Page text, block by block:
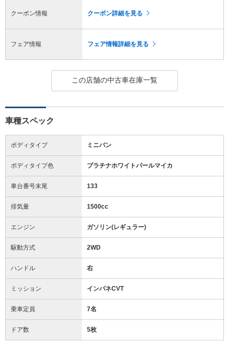
クーポン情報 クーポン詳細を見る
フェア情報 フェア情報詳細を見る
この店舗の中古車在庫一覧
車種スペック
ボディタイプ ミニバン
ボディタイプ色 プラチナホワイトパールマイカ
車台番号末尾 133
排気量 1500cc
エンジン ガソリン(レギュラー)
駆動方式 2WD
ハンドル 右
ミッション インパネCVT
乗車定員 7名
ドア数 5枚